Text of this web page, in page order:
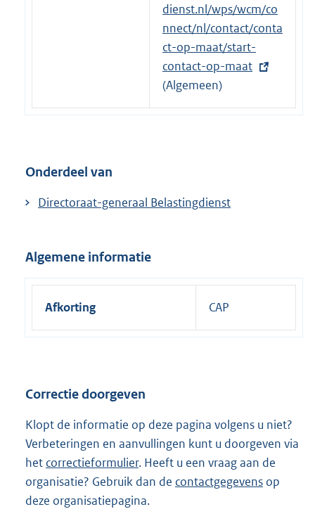
x
t
e
r
n
e
:
dienst.nl/wps/wcm/co
nnect/nl/contact/conta
ct-op-maat/start-
contact-op-maat
(Algemeen)
Onderdeel van
Directoraat-generaal Belastingdienst
Algemene informatie
Afkorting CAP
Correctie doorgeven
Klopt de informatie op deze pagina volgens u niet?
Verbeteringen en aanvullingen kunt u doorgeven via
het correctieformulier. Heeft u een vraag aan de
organisatie? Gebruik dan de contactgegevens op
deze organisatiepagina.